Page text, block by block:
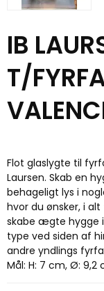
IB
T/
Flot glaslygte til
Laursen. Skab en
behageligt lys i
hvor du ønsker, i
skabe ægte hygge
type ved siden af
andre yndlings
Mål: H: 7 cm, Ø: 9,2